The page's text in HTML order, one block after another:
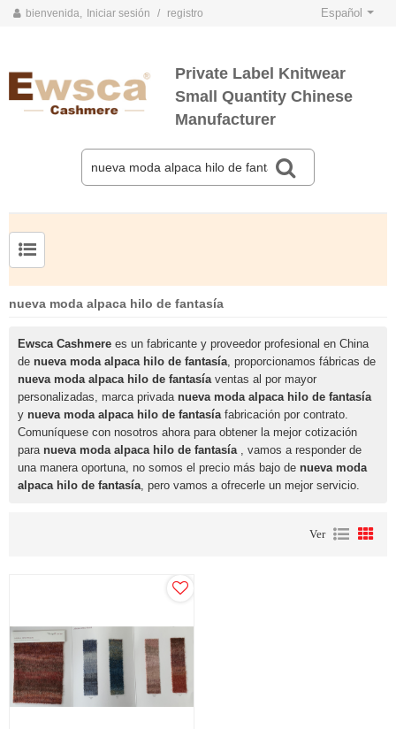
bienvenida, Iniciar sesión / registro Español
Private Label Knitwear
Small Quantity Chinese
Manufacturer
nueva moda alpaca hilo de fantasía
Ewsca Cashmere es un fabricante y proveedor profesional en China
de nueva moda alpaca hilo de fantasía, proporcionamos fábricas de
nueva moda alpaca hilo de fantasíaventas al por mayor
personalizadas, marca privada nueva moda alpaca hilo de fantasía
y nueva moda alpaca hilo de fantasíafabricación por contrato.
Comuníquese con nosotros ahora para obtener la mejor cotización
para nueva moda alpaca hilo de fantasía, vamos a responder de
una manera oportuna, no somos el precio más bajo de nueva moda
alpaca hilo de fantasía, pero vamos a ofrecerle un mejor servicio.
Ver